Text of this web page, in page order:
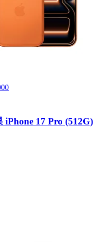
iPhone 17 Pro (512G)